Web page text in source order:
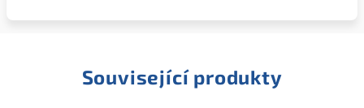
Související produkty